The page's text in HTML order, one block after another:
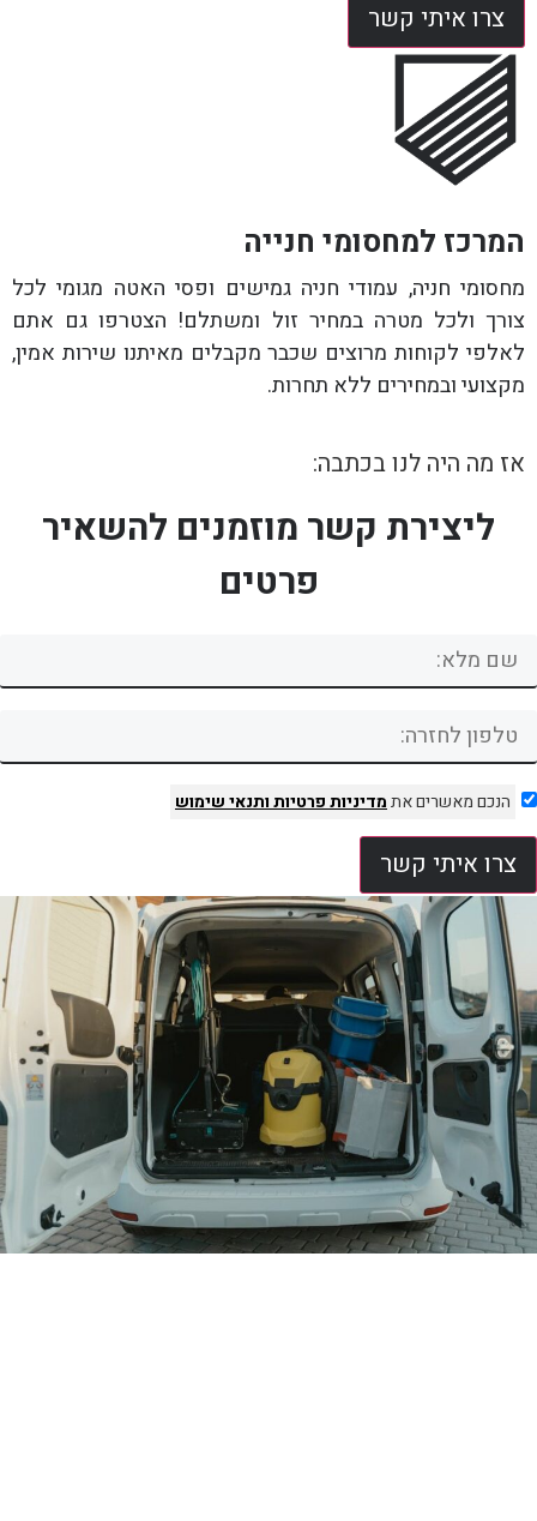
צרו איתי קשר
המרכז למחסומי חנייה
מחסומי חניה, עמודי חניה גמישים ופסי האטה מגומי לכל
צורך ולכל מטרה במחיר זול ומשתלם! הצטרפו גם אתם
לאלפי לקוחות מרוצים שכבר מקבלים מאיתנו שירות אמין,
מקצועי ובמחירים ללא תחרות.
אז מה היה לנו בכתבה:
ליצירת קשר מוזמנים להשאיר
פרטים
הנכם מאשרים אתמדיניות פרטיותותנאי שימוש
צרו איתי קשר